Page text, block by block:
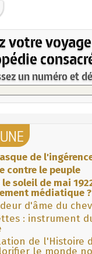
votre
un numéro et
de
contre le peuple
le soleil de mai
médiatique ?
d'âme du
: instrument
de l'Histoire
le monde